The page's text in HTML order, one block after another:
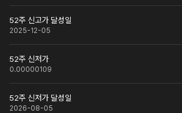
52주 신고가 달성일
2025-12-05
52주 신저가
0.00000109
52주 신저가 달성일
2026-08-05